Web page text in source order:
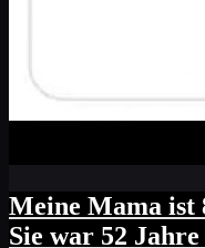
Meine Mama ist
Sie war 52